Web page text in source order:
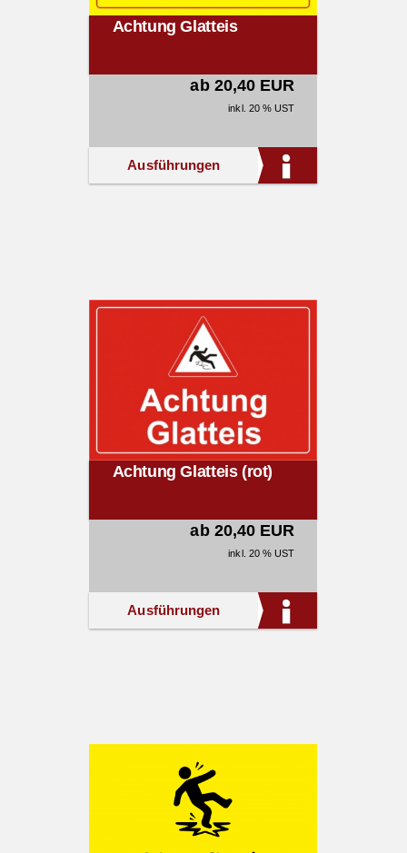
Achtung Glatteis
ab 20,40 EUR
inkl. 20 % UST
Ausführungen
Achtung Glatteis (rot)
ab 20,40 EUR
inkl. 20 % UST
Ausführungen